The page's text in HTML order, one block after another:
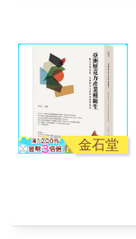
金石堂